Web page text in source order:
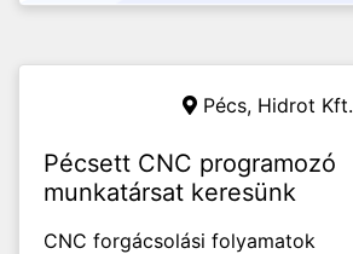
Pécs, Hidrot Kft.
Pécsett CNC programozó
munkatársat keresünk
CNC forgácsolási folyamatok